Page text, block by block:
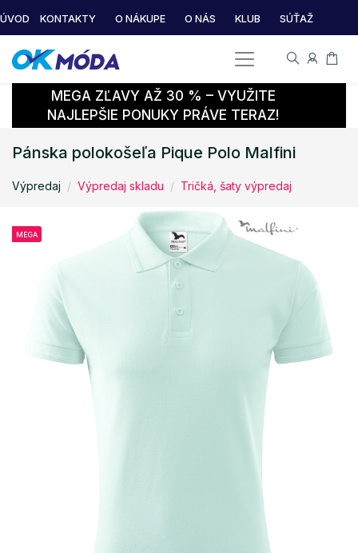
ÚVOD KONTAKTY O NÁKUPE O NÁS KLUB SÚŤAŽ
MEGA ZĽAVY AŽ 30 % – VYUŽITE
NAJLEPŠIE PONUKY PRÁVE TERAZ!
Pánska polokošeľa Pique Polo Malfini
Výpredaj Výpredaj skladu Tričká, šaty výpredaj
MEGA